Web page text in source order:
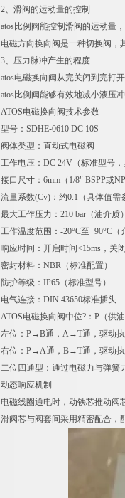
2、滑阀的运动量的控制
atos比例阀能控制滑阀的运动量
电磁方向换向阀是一种切换阀，
3、压力脉冲产生的程度
atos电磁换向阀从完关闭到完打
atos比例阀能够有效地减小液压
ATOS电磁换向阀技术参数
型号：SDHE-0610 DC 10S
阀体类型：直动式电磁阀
工作电压：DC 24V（标准型号
接口尺寸：6mm（1/8" BSPP或
流量系数(Cv)：约0.1（具体值需
最大工作压力：210 bar（油介质
工作温度范围：-20°C至+90°C（
响应时间：开启时间<15ms，关
密封材料：NBR（标准配置）
防护等级：IP65（标准型号）
电气连接：DIN 43650标准插头
ATOS电磁换向阀中位?：P（供
左位：P→B通，A→T通，驱动
右位：P→A通，B→T通，驱动
二位四通型：通过电磁力与弹簧
动态响应机制
电磁线圈通电时，动铁芯推动阀
滑阀芯与阀套间采用精密配合，